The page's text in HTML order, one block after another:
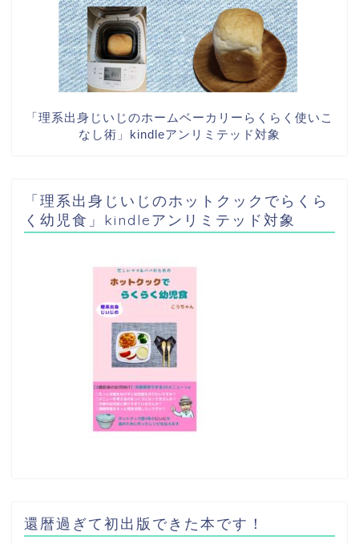
「理系出身じいじのホームベーカリーらくらく使いこ
なし術」kindleアンリミテッド対象
「理系出身じいじのホットクックでらくら
く幼児食」kindleアンリミテッド対象
還暦過ぎて初出版できた本です！